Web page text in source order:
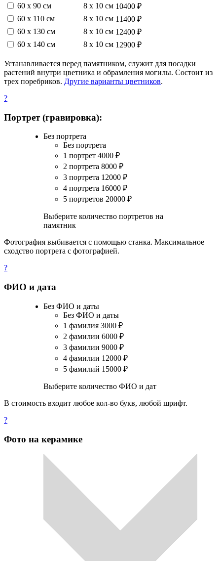
60 х 90 см
8 х 10 см 10400 ₽
60 х 110 см
8 х 10 см 11400 ₽
60 х 130 см
8 х 10 см 12400 ₽
60 х 140 см
8 х 10 см 12900 ₽
Устанавливается перед памятником, служит для посадки
растений внутри цветника и обрамления могилы. Состоит из
трех поребриков. Другие варианты цветников.
?
Портрет (гравировка):
Без портрета
Без портрета
1 портрет 4000 ₽
2 портрета 8000 ₽
3 портрета 12000 ₽
4 портрета 16000 ₽
5 портретов 20000 ₽
Выберите количество портретов на
памятник
Фотография выбивается с помощью станка. Максимальное
сходство портрета с фотографией.
?
ФИО и дата
Без ФИО и даты
Без ФИО и даты
1 фамилия 3000 ₽
2 фамилии 6000 ₽
3 фамилии 9000 ₽
4 фамилии 12000 ₽
5 фамилий 15000 ₽
Выберите количество ФИО и дат
В стоимость входит любое кол-во букв, любой шрифт.
?
Фото на керамике